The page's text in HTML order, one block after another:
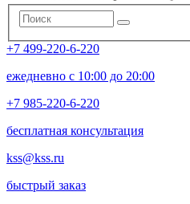
+7 499-220-6-220
ежедневно с 10:00 до 20:00
+7 985-220-6-220
бесплатная консультация
kss@kss.ru
быстрый заказ